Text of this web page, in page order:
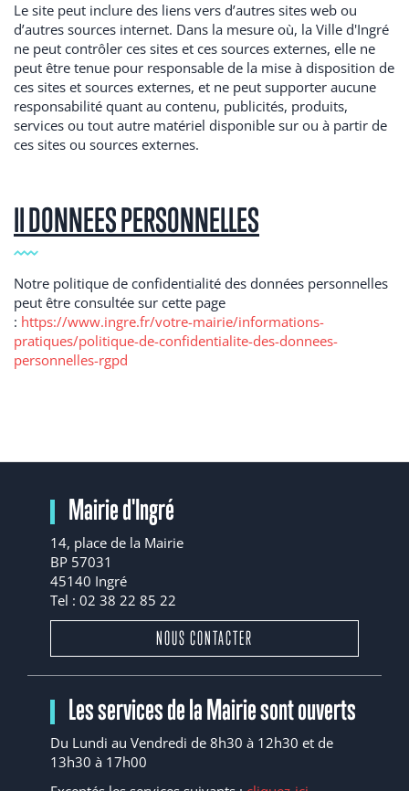
Le site peut inclure des liens vers d’autres sites web ou
d’autres sources internet. Dans la mesure où, la Ville d'Ingré
ne peut contrôler ces sites et ces sources externes, elle ne
peut être tenue pour responsable de la mise à disposition de
ces sites et sources externes, et ne peut supporter aucune
responsabilité quant au contenu, publicités, produits,
services ou tout autre matériel disponible sur ou à partir de
ces sites ou sources externes.
II DONNEES PERSONNELLES
Notre politique de confidentialité des données personnelles
peut être consultée sur cette page
: https://www.ingre.fr/votre-mairie/informations-
pratiques/politique-de-confidentialite-des-donnees-
personnelles-rgpd
Mairie d'Ingré
14, place de la Mairie
BP 57031
45140 Ingré
Tel : 02 38 22 85 22
NOUS CONTACTER
Les services de la Mairie sont ouverts
Du Lundi au Vendredi de 8h30 à 12h30 et de
13h30 à 17h00